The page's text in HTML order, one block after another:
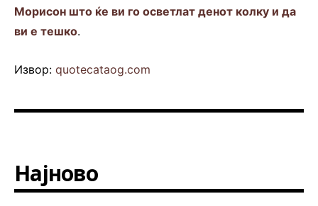
Морисон што ќе ви го осветлат денот колку и да
ви е тешко.
Извор: quotecataog.com
Најново